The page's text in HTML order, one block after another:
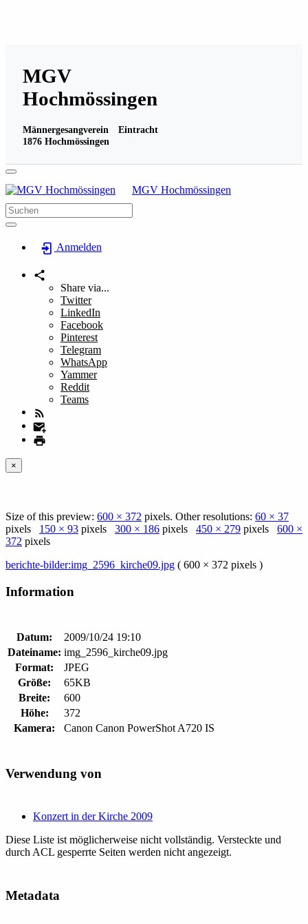
MGV
Hochmössingen
Männergesangverein Eintracht
1876 Hochmössingen
MGV Hochmössingen
Anmelden
Share via...
Twitter
LinkedIn
Facebook
Pinterest
Telegram
WhatsApp
Yammer
Reddit
Teams
×
Size of this preview: 600 × 372 pixels. Other resolutions: 60 × 37
pixels 150 × 93 pixels 300 × 186 pixels 450 × 279 pixels 600 ×
372 pixels
berichte-bilder:img_2596_kirche09.jpg ( 600 × 372 pixels )
Information
Datum:
2009/10/24 19:10
Dateiname: img_2596_kirche09.jpg
Format:
JPEG
Größe:
65KB
Breite:
600
Höhe:
372
Kamera:
Canon Canon PowerShot A720 IS
Verwendung von
Konzert in der Kirche 2009
Diese Liste ist möglicherweise nicht vollständig. Versteckte und
durch ACL gesperrte Seiten werden nicht angezeigt.
Metadata